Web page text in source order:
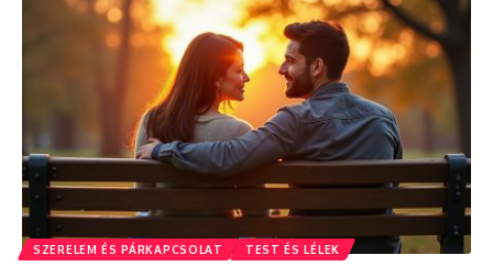
SZERELEM ÉS PÁRKAPCSOLAT TEST ÉS LÉLEK